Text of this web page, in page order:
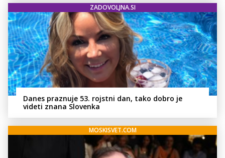
ZADOVOLJNA.SI
Danes praznuje 53. rojstni dan, tako dobro je
videti znana Slovenka
MOSKISVET.COM